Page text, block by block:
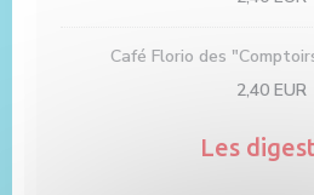
Café Florio des
2,40 EUR
Les